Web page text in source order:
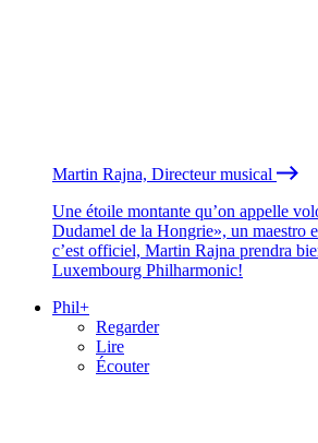
Martin Rajna, Directeur musical
Une étoile montante qu’on appelle
Dudamel de la Hongrie», un maestro
c’est officiel, Martin Rajna prendra
Luxembourg Philharmonic!
Phil+
Regarder
Lire
Écouter